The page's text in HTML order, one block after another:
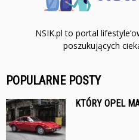
NSIK.pl to portal
poszukujących
POPULARNE POSTY
KTÓRY OPEL